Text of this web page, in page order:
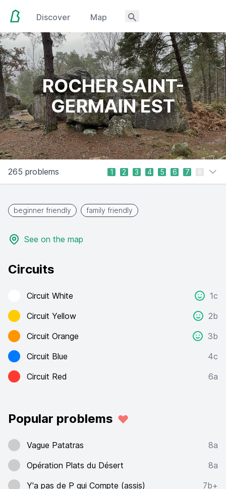
Discover Map
ROCHER SAINT-
GERMAIN EST
265 problems 1 2 3 4 5 6 7 8
beginner friendly family friendly
See on the map
Circuits
Circuit White
1c
Circuit Yellow
2b
Circuit Orange
3b
Circuit Blue
4c
Circuit Red
6a
Popular problems
Vague Patatras
8a
Opération Plats du Désert
8a
Y'a pas de P qui Compte (assis)
7b+